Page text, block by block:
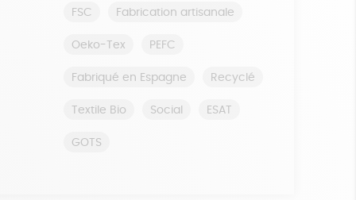
FSC Fabrication artisanale
Oeko-Tex PEFC
Fabriqué en Espagne Recyclé
Textile Bio Social ESAT
GOTS